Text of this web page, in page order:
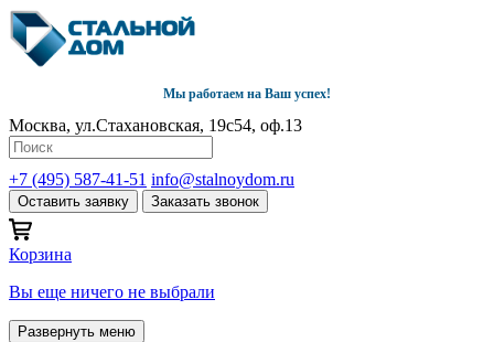
Мы работаем на Ваш успех!
Москва, ул.Стахановская, 19с54, оф.13
+7 (495) 587-41-51 info@stalnoydom.ru
Оставить заявку Заказать звонок
Корзина
Вы еще ничего не выбрали
Развернуть меню